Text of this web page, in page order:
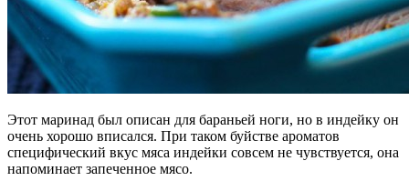
Этот маринад был описан для бараньей ноги, но в индейку он
очень хорошо вписался. При таком буйстве ароматов
специфический вкус мяса индейки совсем не чувствуется, она
напоминает запеченное мясо.